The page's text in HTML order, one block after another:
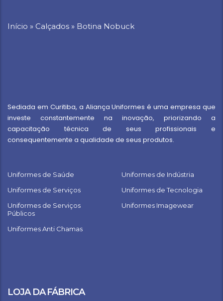
Início » Calçados » Botina Nobuck
Sediada em Curitiba, a Aliança Uniformes é uma empresa que
investe constantemente na inovação, priorizando a
capacitação técnica de seus profissionais e
consequentemente a qualidade de seus produtos.
Uniformes de Saúde
Uniformes de Indústria
Uniformes de Serviços
Uniformes de Tecnologia
Uniformes de Serviços
Públicos
Uniformes Imagewear
Uniformes Anti Chamas
LOJA DA FÁBRICA